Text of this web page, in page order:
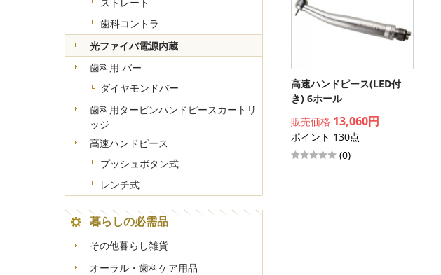
高速ハンドピース(LED付
き) 6ホール
販売価格 13,060円
ポイント 130点
(0)
歯科コントラ
光ファイバ電源内蔵
歯科用 バー
ダイヤモンドバー
歯科用タービンハンドピースカートリ
ッジ
高速ハンドピース
プッシュボタン式
レンチ式
暮らしの必需品
その他暮らし雑貨
オーラル・歯科ケア用品